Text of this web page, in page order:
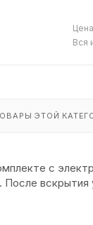
Вся
ЭТОЙ
с
вскрытия